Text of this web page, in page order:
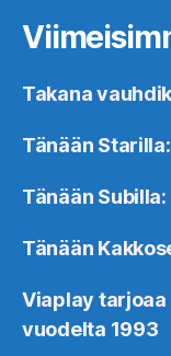
Takana
Tänään
Tänään
Tänään
Viaplay tarjoaa
vuodelta 1993